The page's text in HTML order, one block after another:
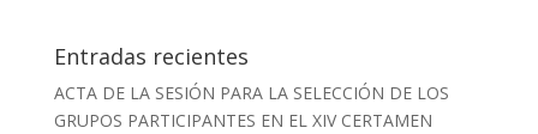
Entradas recientes
ACTA DE LA SESIÓN PARA LA SELECCIÓN DE LOS
GRUPOS PARTICIPANTES EN EL XIV CERTAMEN